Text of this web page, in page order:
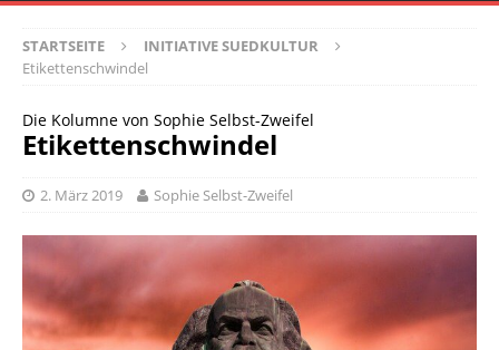
STARTSEITE
INITIATIVE SUEDKULTUR
Etikettenschwindel
Die Kolumne von Sophie Selbst-Zweifel
Etikettenschwindel
2. März 2019 Sophie Selbst-Zweifel